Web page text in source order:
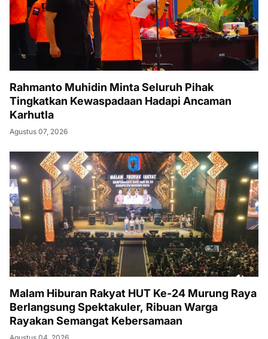
Rahmanto Muhidin Minta Seluruh Pihak
Tingkatkan Kewaspadaan Hadapi Ancaman
Karhutla
Agustus 07, 2026
Malam Hiburan Rakyat HUT Ke-24 Murung Raya
Berlangsung Spektakuler, Ribuan Warga
Rayakan Semangat Kebersamaan